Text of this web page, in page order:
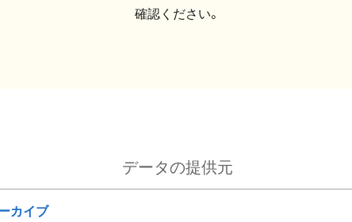
確認ください。
データの提供元
カイブ